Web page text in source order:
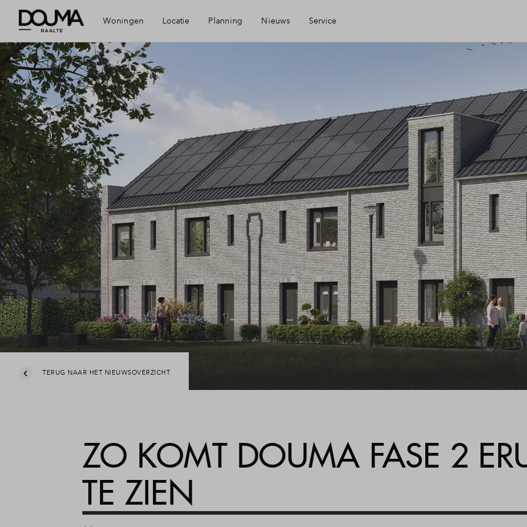
Woningen Locatie
Visie
Bereikbaarheid
Voorzieningen
Duurzaamheid
Raalte
Planning Nieuws Service
Financiering
Toewijzing
Woning kopen
Veelgestelde vragen
Contact
TERUG NAAR HET NIEUWSOVERZICHT
ZO KOMT DOUMA FASE 2
TE ZIEN